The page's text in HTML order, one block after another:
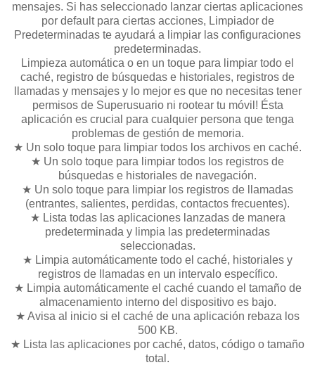
mensajes. Si has seleccionado lanzar ciertas aplicaciones
por default para ciertas acciones, Limpiador de
Predeterminadas te ayudará a limpiar las configuraciones
predeterminadas.
Limpieza automática o en un toque para limpiar todo el
caché, registro de búsquedas e historiales, registros de
llamadas y mensajes y lo mejor es que no necesitas tener
permisos de Superusuario ni rootear tu móvil! Ésta
aplicación es crucial para cualquier persona que tenga
problemas de gestión de memoria.
★ Un solo toque para limpiar todos los archivos en caché.
★ Un solo toque para limpiar todos los registros de
búsquedas e historiales de navegación.
★ Un solo toque para limpiar los registros de llamadas
(entrantes, salientes, perdidas, contactos frecuentes).
★ Lista todas las aplicaciones lanzadas de manera
predeterminada y limpia las predeterminadas
seleccionadas.
★ Limpia automáticamente todo el caché, historiales y
registros de llamadas en un intervalo específico.
★ Limpia automáticamente el caché cuando el tamaño de
almacenamiento interno del dispositivo es bajo.
★ Avisa al inicio si el caché de una aplicación rebaza los
500 KB.
★ Lista las aplicaciones por caché, datos, código o tamaño
total.